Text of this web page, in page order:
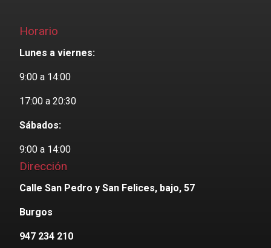
Horario
Lunes a viernes:
9:00 a 14:00
17:00 a 20:30
Sábados:
9:00 a 14:00
Dirección
Calle San Pedro y San Felices, bajo, 57
Burgos
947 234 210